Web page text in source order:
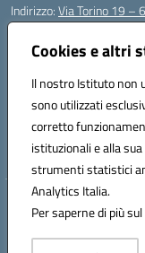
Cookies e altri
Il nostro Istituto non
sono utilizzati
corretto
istituzionali e alla
strumenti statistici
Analytics Italia.
Per saperne di più
Indirizzo:Via Torino 19 –
Centralino:
Posta elettronica
Codice fiscale:
Codice meccanografico:
Codice Indice delle
Codice unico di
Hosting